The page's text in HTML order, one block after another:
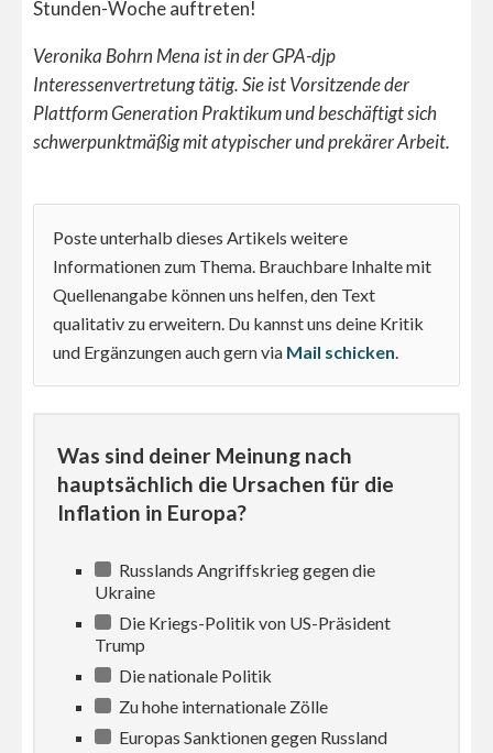
Stunden-Woche auftreten!
Veronika Bohrn Mena ist in der GPA-djp
Interessenvertretung tätig. Sie ist Vorsitzende der
Plattform Generation Praktikum und beschäftigt sich
schwerpunktmäßig mit atypischer und prekärer Arbeit.
Poste unterhalb dieses Artikels weitere
Informationen zum Thema. Brauchbare Inhalte mit
Quellenangabe können uns helfen, den Text
qualitativ zu erweitern. Du kannst uns deine Kritik
und Ergänzungen auch gern via Mail schicken.
Was sind deiner Meinung nach
hauptsächlich die Ursachen für die
Inflation in Europa?
Russlands Angriffskrieg gegen die
Ukraine
Die Kriegs-Politik von US-Präsident
Trump
Die nationale Politik
Zu hohe internationale Zölle
Europas Sanktionen gegen Russland